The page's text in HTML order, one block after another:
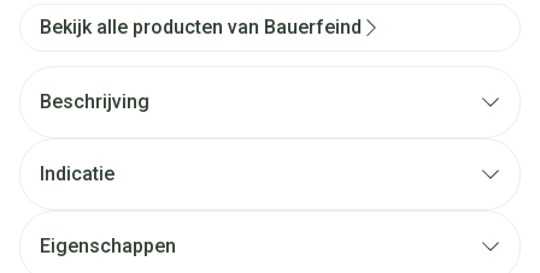
Bekijk alle producten van Bauerfeind
Beschrijving
Indicatie
Eigenschappen